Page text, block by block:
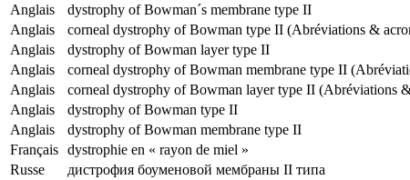
Anglais
dystrophy of Bowman´s membrane type II
Anglais
corneal dystrophy of Bowman type II (Abréviations &
Anglais
dystrophy of Bowman layer type II
Anglais
corneal dystrophy of Bowman membrane type II
Anglais
corneal dystrophy of Bowman layer type II (Abréviations
Anglais
dystrophy of Bowman type II
Anglais
dystrophy of Bowman membrane type II
Français dystrophie en « rayon de miel »
Russe
дистрофия боуменовой мембраны II типа